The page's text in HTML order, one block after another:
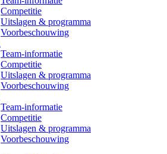
Competitie
Uitslagen & programma
Voorbeschouwing
Team-informatie
Competitie
Uitslagen & programma
Voorbeschouwing
Team-informatie
Competitie
Uitslagen & programma
Voorbeschouwing